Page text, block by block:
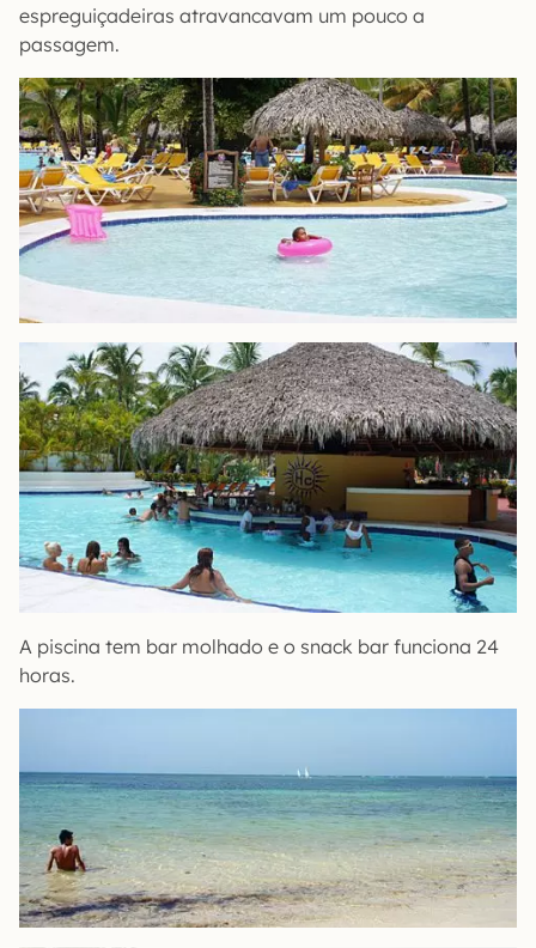
espreguiçadeiras atravancavam um pouco a
passagem.
A piscina tem bar molhado e o snack bar funciona 24
horas.